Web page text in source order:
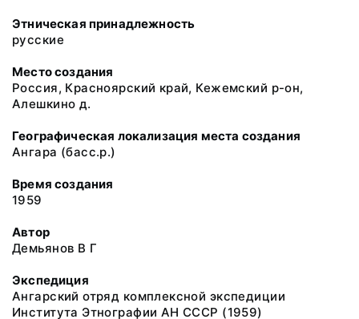
Этническая принадлежность
русские
Место создания
Россия, Красноярский край, Кежемский р-он,
Алешкино д.
Географическая локализация места создания
Ангара (басс.р.)
Время создания
1959
Автор
Демьянов В Г
Экспедиция
Ангарский отряд комплексной экспедиции
Института Этнографии АН СССР (1959)